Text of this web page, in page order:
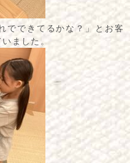
でできてるかな？」とお客
ました。